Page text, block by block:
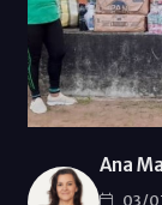
Ana
03/